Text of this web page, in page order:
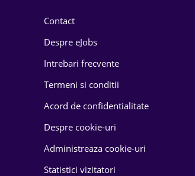
Contact
Despre eJobs
Intrebari frecvente
Termeni si conditii
Acord de confidentialitate
Despre cookie-uri
Administreaza cookie-uri
Statistici vizitatori